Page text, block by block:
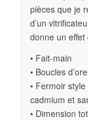
pièces que je
d’un
donne un
• Fait-main
• Boucles
• Fermoir
cadmium et
• Dimension